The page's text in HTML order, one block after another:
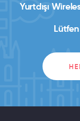
Yurtdışı